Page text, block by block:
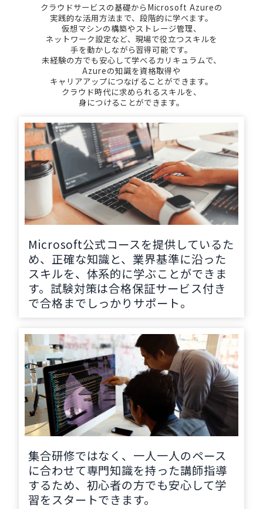
クラウドサービスの基礎からMicrosoft Azureの
実践的な活用方法まで、段階的に学べます。
仮想マシンの構築やストレージ管理、
ネットワーク設定など、現場で役立つスキルを
手を動かしながら習得可能です。
未経験の方でも安心して学べるカリキュラムで、
Azureの知識を資格取得や
キャリアアップにつなげることができます。
クラウド時代に求められるスキルを、
身につけることができます。
Microsoft公式コースを提供しているた
め、正確な知識と、業界基準に沿った
スキルを、体系的に学ぶことができま
す。試験対策は合格保証サービス付き
で合格までしっかりサポート。
集合研修ではなく、一人一人のペース
に合わせて専門知識を持った講師指導
するため、初心者の方でも安心して学
習をスタートできます。